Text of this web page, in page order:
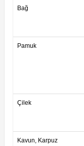
Bağ
Pamuk
Çilek
Kavun, Karpuz